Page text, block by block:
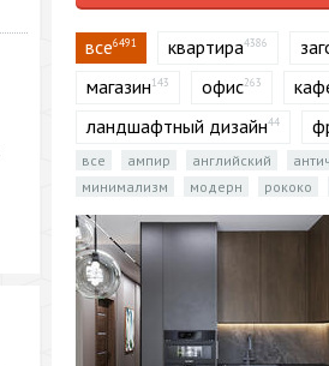
все6491 квартира4386
магазин143 офис263
ландшафтный дизайн44
все ампир английский
минимализм
модерн рококо